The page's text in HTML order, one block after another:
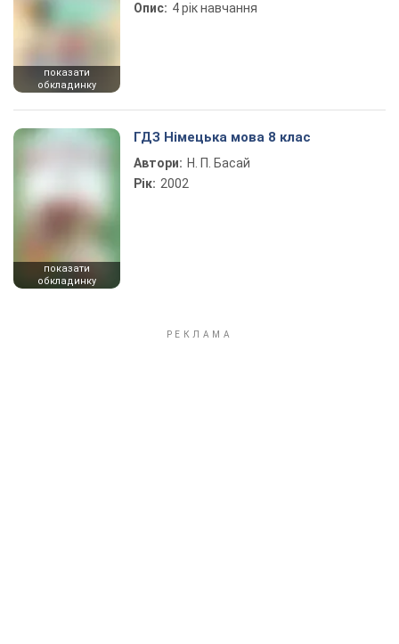
показати
обкладинку
Опис: 4 рік навчання
показати
обкладинку
ГДЗ Німецька мова 8 клас
Автори: Н. П. Басай
Рік: 2002